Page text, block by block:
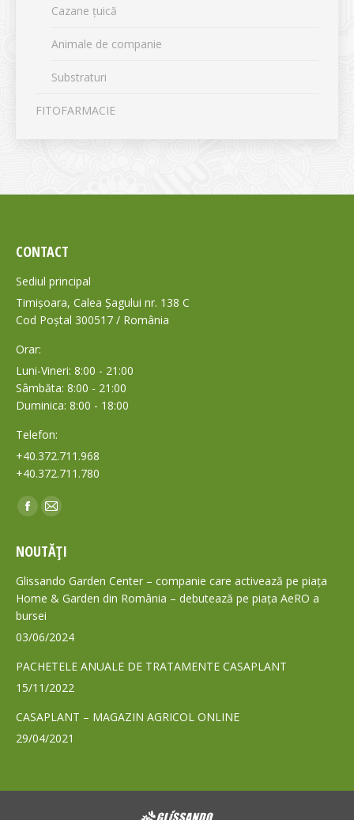
Cazane țuică
Animale de companie
Substraturi
FITOFARMACIE
CONTACT
Sediul principal
Timișoara, Calea Șagului nr. 138 C
Cod Poștal 300517 / România
Orar:
Luni-Vineri: 8:00 - 21:00
Sâmbăta: 8:00 - 21:00
Duminica: 8:00 - 18:00
Telefon:
+40.372.711.968
+40.372.711.780
Find us on:
Facebook
opens
in
new
window
Mail
opens
in
new
NOUTĂȚI
Glissando Garden Center – companie care activează pe piața
Home & Garden din România – debutează pe piața AeRO a
bursei
03/06/2024
PACHETELE ANUALE DE TRATAMENTE CASAPLANT
15/11/2022
CASAPLANT – MAGAZIN AGRICOL ONLINE
29/04/2021